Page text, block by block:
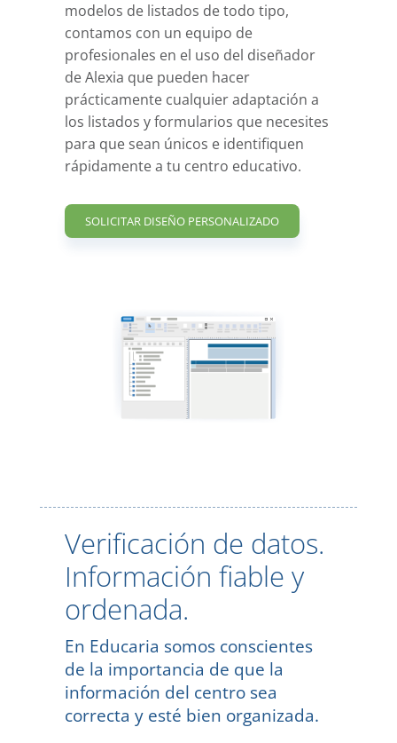
modelos de listados de todo tipo,
contamos con un equipo de
profesionales en el uso del diseñador
de Alexia que pueden hacer
prácticamente cualquier adaptación a
los listados y formularios que necesites
para que sean únicos e identifiquen
rápidamente a tu centro educativo.
SOLICITAR DISEÑO PERSONALIZADO
Verificación de datos.
Información fiable y
ordenada.
En Educaria somos conscientes
de la importancia de que la
información del centro sea
correcta y esté bien organizada.